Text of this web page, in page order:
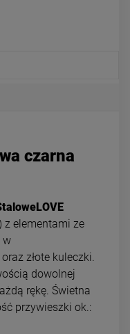
czarna
z elementami ze
w
złote kuleczki.
dowolnej
rękę. Świetna
przywieszki ok.: